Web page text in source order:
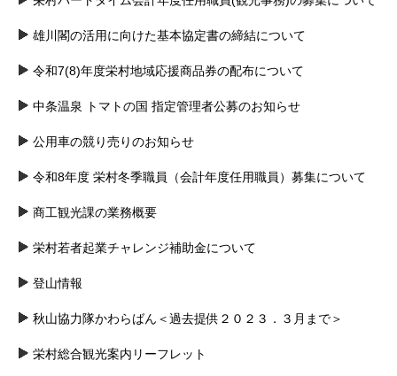
雄川閣の活用に向けた基本協定書の締結について
令和7(8)年度栄村地域応援商品券の配布について
中条温泉 トマトの国 指定管理者公募のお知らせ
公用車の競り売りのお知らせ
令和8年度 栄村冬季職員（会計年度任用職員）募集について
商工観光課の業務概要
栄村若者起業チャレンジ補助金について
登山情報
秋山協力隊かわらばん＜過去提供２０２３．３月まで＞
栄村総合観光案内リーフレット